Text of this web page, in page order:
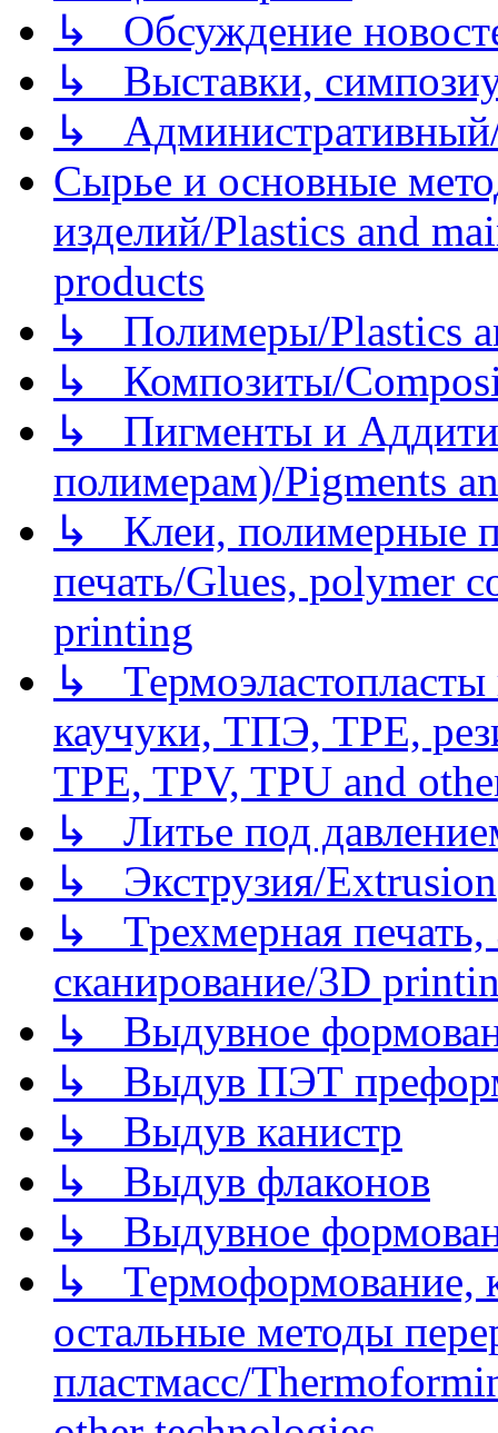
↳ Обсуждение
↳ Выставки,
↳
Сырье и основные
изделий/Plastics and
products
↳ Полимеры/Plastics
↳ Композиты/
↳ Пигменты и
полимерам)/Pigments
↳ Клеи, полимерные
печать/Glues, polymer
printing
↳
каучуки, ТПЭ, TPE,
TPE, TPV, TPU and
↳ Литье под
↳ Экструзия/Extrusion
↳ Трехмерная
сканирование/3D
↳ Выдувное
↳ Выдув ПЭТ
↳ Выдув канистр
↳ Выдув флаконов
↳ Выдувное
↳ Термоформование,
остальные методы
пластмасс/